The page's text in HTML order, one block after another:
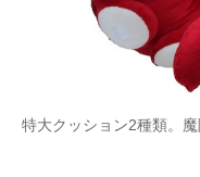
企業ITのトレンドを詳説
経営リーダーのコミュニ
特大クッション2種類。